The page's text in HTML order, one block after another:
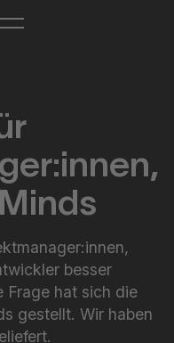
besser
Frage hat sich die
gestellt. Wir haben